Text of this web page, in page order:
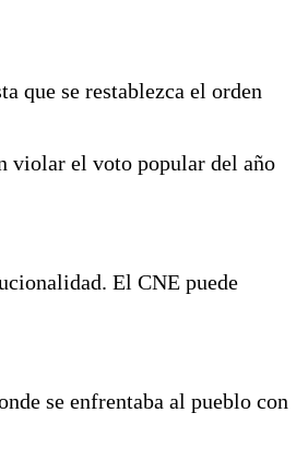
que se restablezca el orden
violar el voto popular del año
El CNE puede
se enfrentaba al pueblo con